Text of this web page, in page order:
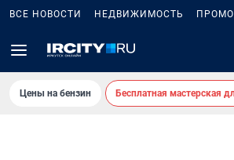
ВСЕ НОВОСТИ НЕДВИЖИМОСТЬ
Цены на бензин Бесплатная мастерская